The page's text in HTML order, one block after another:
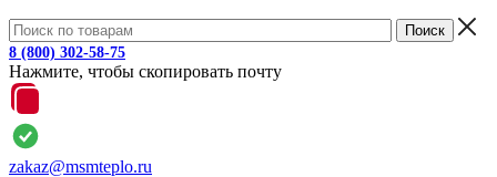
8 (800) 302-58-75
Нажмите, чтобы скопировать почту
zakaz@msmteplo.ru